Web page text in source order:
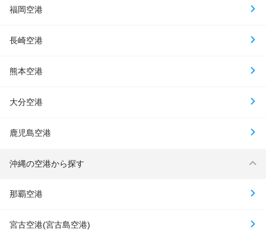
福岡空港
長崎空港
熊本空港
大分空港
鹿児島空港
沖縄の空港から探す
那覇空港
宮古空港(宮古島空港)